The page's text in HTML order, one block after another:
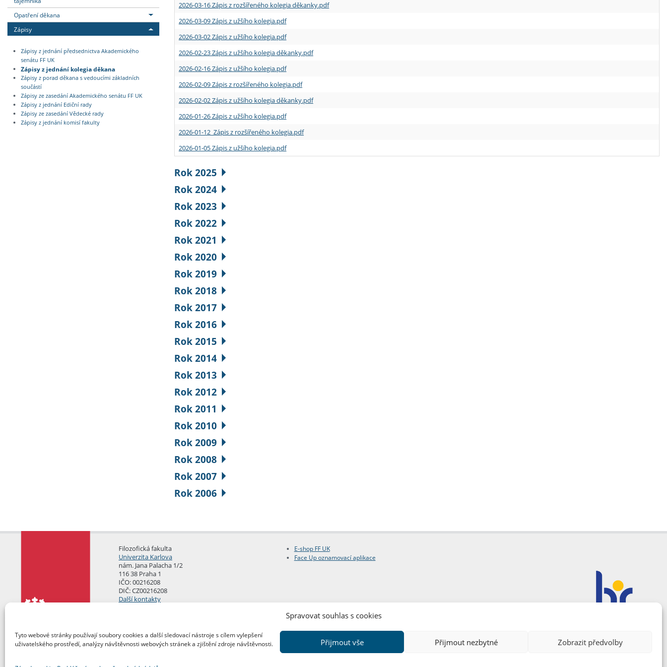
Spravovat souhlas s cookies
Tyto webové stránky používají soubory cookies a další sledovací nástroje s cílem vylepšení
uživatelského prostředí, analýzy návštěvnosti webových stránek a zjištění zdroje návštěvnosti.
Přijmout vše Přijmout nezbytné Zobrazit předvolby
Opatření děkana
Zápisy
Zápisy z jednání předsednictva Akademického
senátu FF UK
Zápisy z jednání kolegia děkana
Zápisy z porad děkana s vedoucími základních
součástí
Zápisy ze zasedání Akademického senátu FF UK
Zápisy z jednání Ediční rady
Zápisy ze zasedání Vědecké rady
Zápisy z jednání komisí fakulty
2026-03-16 Zápis z rozšířeného kolegia děkanky.pdf
2026-03-09 Zápis z užšího kolegia.pdf
2026-03-02 Zápis z užšího kolegia.pdf
2026-02-23 Zápis z užšího kolegia děkanky.pdf
2026-02-16 Zápis z užšího kolegia.pdf
2026-02-09 Zápis z rozšířeného kolegia.pdf
2026-02-02 Zápis z užšího kolegia děkanky.pdf
2026-01-26 Zápis z užšího kolegia.pdf
2026-01-12 Zápis z rozšířeného kolegia.pdf
2026-01-05 Zápis z užšího kolegia.pdf
Rok 2025
Rok 2024
Rok 2023
Rok 2022
Rok 2021
Rok 2020
Rok 2019
Rok 2018
Rok 2017
Rok 2016
Rok 2015
Rok 2014
Rok 2013
Rok 2012
Rok 2011
Rok 2010
Rok 2009
Rok 2008
Rok 2007
Rok 2006
Filozofická fakulta
Univerzita Karlova
nám. Jana Palacha 1/2
116 38 Praha 1
IČO: 00216208
DIČ: CZ00216208
Další kontakty
E-shop FF UK
Face Up oznamovací aplikace